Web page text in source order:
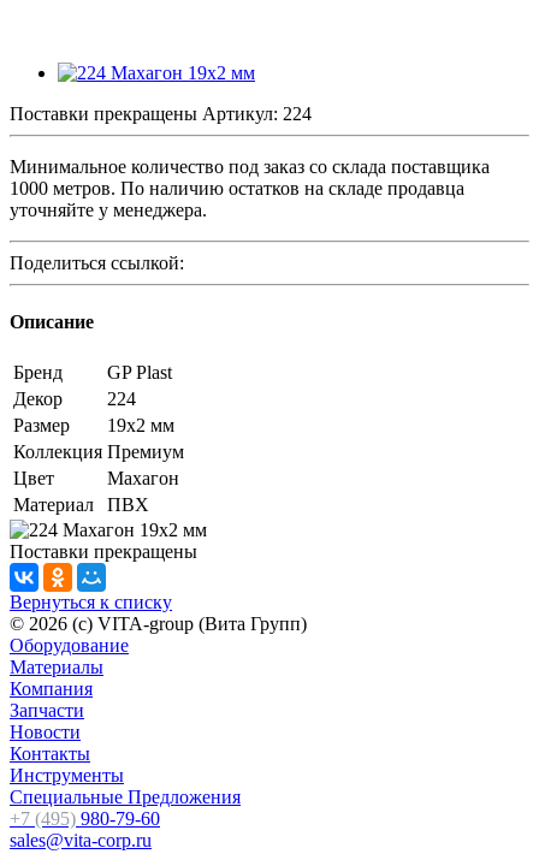
Поставки прекращены Артикул: 224
Минимальное количество под заказ со склада поставщика
1000 метров. По наличию остатков на складе продавца
уточняйте у менеджера.
Поделиться ссылкой:
Описание
Бренд
GP Plast
Декор
224
Размер
19x2 мм
Коллекция Премиум
Цвет
Махагон
Материал
ПВХ
Поставки прекращены
Вернуться к списку
© 2026 (c) VITA-group (Вита Групп)
Оборудование
Материалы
Компания
Запчасти
Новости
Контакты
Инструменты
Специальные Предложения
+7 (495) 980-79-60
sales@vita-corp.ru